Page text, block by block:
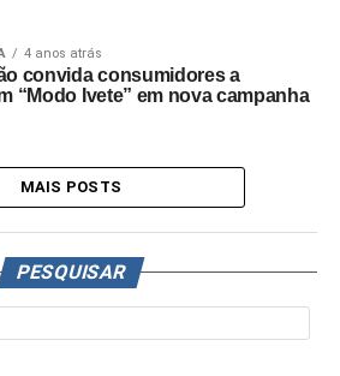
4 anos atrás
convida consumidores a
“Modo Ivete” em nova campanha
MAIS POSTS
PESQUISAR